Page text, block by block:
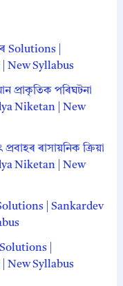
Solutions |
New Syllabus
প্রাকৃতিক পৰিঘটনা
Niketan | New
ৰাসায়নিক ক্রিয়া
Niketan | New
| Sankardev
|
New Syllabus